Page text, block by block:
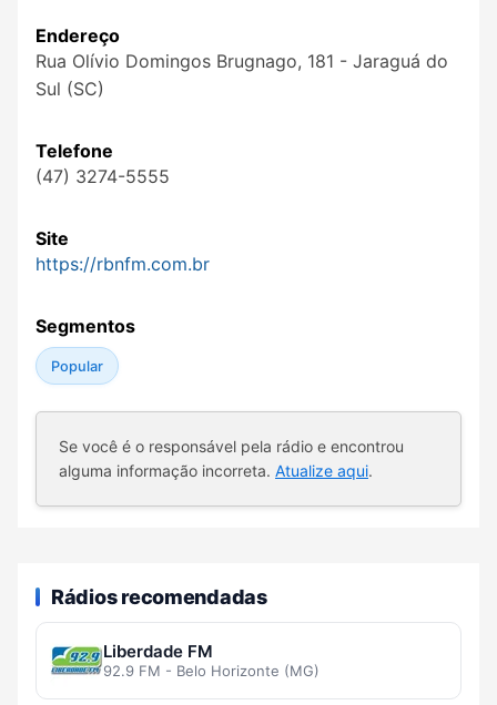
Endereço
Rua Olívio Domingos Brugnago, 181 - Jaraguá do
Sul (SC)
Telefone
(47) 3274-5555
Site
https://rbnfm.com.br
Segmentos
Popular
Se você é o responsável pela rádio e encontrou
alguma informação incorreta. Atualize aqui.
Rádios recomendadas
Liberdade FM
92.9 FM - Belo Horizonte (MG)